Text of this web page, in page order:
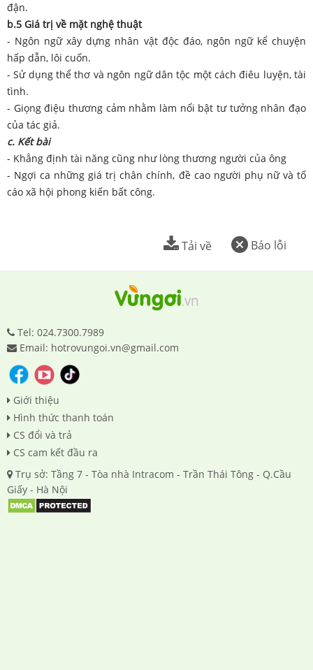
đận.
b.5 Giá trị về mặt nghệ thuật
- Ngôn ngữ xây dựng nhân vật độc đáo, ngôn ngữ kể chuyện
hấp dẫn, lôi cuốn.
- Sử dụng thể thơ và ngôn ngữ dân tộc một cách điêu luyện, tài
tình.
- Giọng điệu thương cảm nhằm làm nổi bật tư tưởng nhân đạo
của tác giả.
c. Kết bài
- Khẳng định tài năng cũng như lòng thương người của ông
- Ngợi ca những giá trị chân chính, đề cao người phụ nữ và tố
cáo xã hội phong kiến bất công.
Báo lỗi
Tải về
Tel: 024.7300.7989
Email: hotrovungoi.vn@gmail.com
Giới thiệu
Hình thức thanh toán
CS đổi và trả
CS cam kết đầu ra
Trụ sở: Tầng 7 - Tòa nhà Intracom - Trần Thái Tông - Q.Cầu
Giấy - Hà Nội